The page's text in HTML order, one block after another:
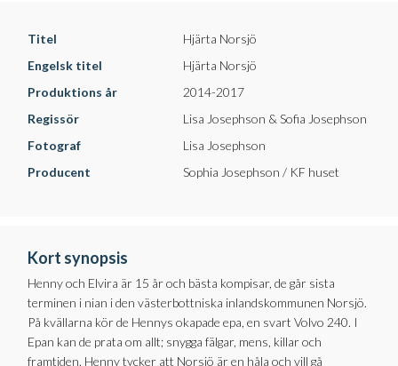
Titel
Hjärta Norsjö
Engelsk titel
Hjärta Norsjö
Produktions år
2014-2017
Regissör
Lisa Josephson & Sofia Josephson
Fotograf
Lisa Josephson
Producent
Sophia Josephson / KF huset
Kort synopsis
Henny och Elvira är 15 år och bästa kompisar, de går sista
terminen i nian i den västerbottniska inlandskommunen Norsjö.
På kvällarna kör de Hennys okapade epa, en svart Volvo 240. I
Epan kan de prata om allt; snygga fälgar, mens, killar och
framtiden. Henny tycker att Norsjö är en håla och vill gå